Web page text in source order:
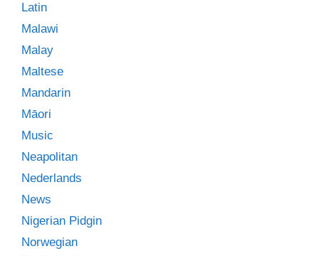
Latin
Malawi
Malay
Maltese
Mandarin
Māori
Music
Neapolitan
Nederlands
News
Nigerian Pidgin
Norwegian